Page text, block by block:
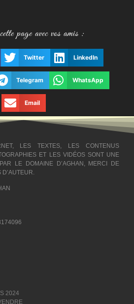
page avec vos amis :
Twitter LinkedIn
Telegram WhatsApp
Email
LES TEXTES, LES CONTENUS
ET LES VIDÉOS SONT UNE
LE DOMAINE D’AGHAN, MERCI DE
2024